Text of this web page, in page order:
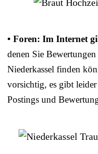
• Foren: Im Internet
denen Sie
Niederkassel finden
vorsichtig, es gibt
Postings und